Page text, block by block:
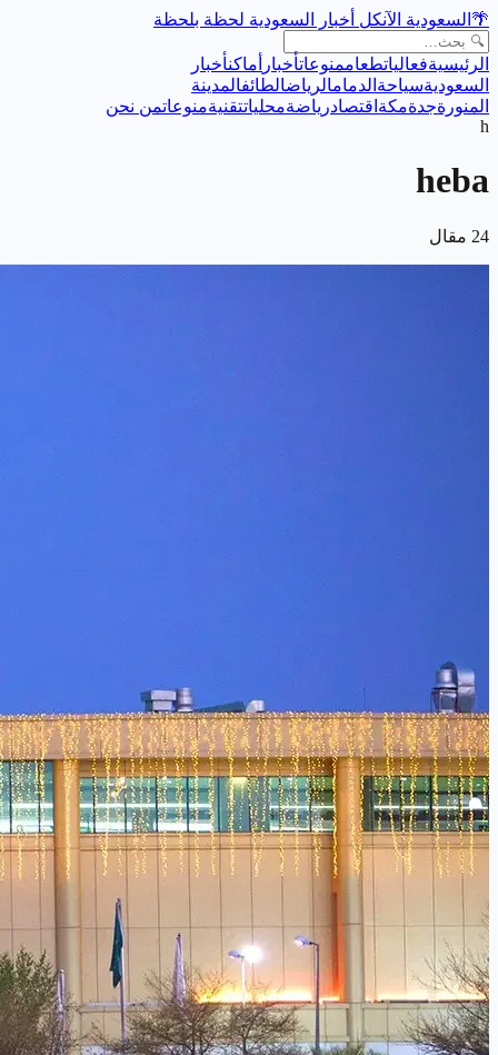
🌴 السعودية الآنكل أخبار السعودية لحظة بلحظة
الرئيسيةفعالياتطعاممنوعاتأخبار أماكنأخبار
السعوديةسياحة الدمامالرياضالطائفالمدينة
المنورةجدةمكة اقتصادرياضةمحلياتتقنيةمنوعاتمن نحن
h
heba
24 مقال